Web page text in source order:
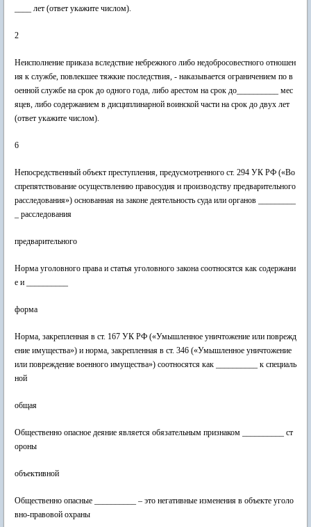
____ лет (ответ укажите числом).
2
Неисполнение приказа вследствие небрежного либо недобросовестного отношен
ия к службе, повлекшее тяжкие последствия, - наказывается ограничением по в
оенной службе на срок до одного года, либо арестом на срок до__________ мес
яцев, либо содержанием в дисциплинарной воинской части на срок до двух лет
(ответ укажите числом).
6
Непосредственный объект преступления, предусмотренного ст. 294 УК РФ («Во
спрепятствование осуществлению правосудия и производству предварительного
расследования») основанная на законе деятельность суда или органов _________
_ расследования
предварительного
Норма уголовного права и статья уголовного закона соотносятся как содержани
е и __________
форма
Норма, закрепленная в ст. 167 УК РФ («Умышленное уничтожение или поврежд
ение имущества») и норма, закрепленная в ст. 346 («Умышленное уничтожение
или повреждение военного имущества») соотносятся как __________ к специаль
ной
общая
Общественно опасное деяние является обязательным признаком __________ ст
ороны
объективной
Общественно опасные __________ – это негативные изменения в объекте уголо
вно-правовой охраны